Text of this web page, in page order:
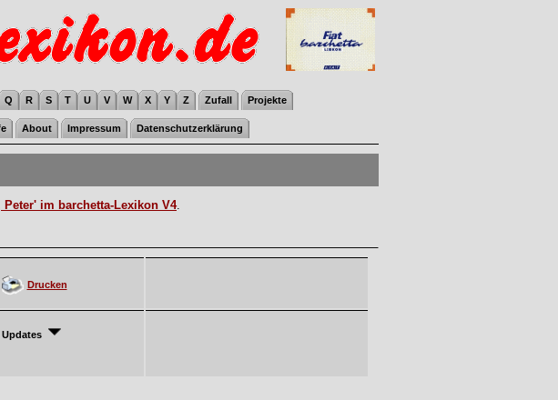
Q R S T U V W X Y Z Zufall Projekte
About Impressum Datenschutzerklärung
Peter' im barchetta-Lexikon V4.
Drucken
Updates